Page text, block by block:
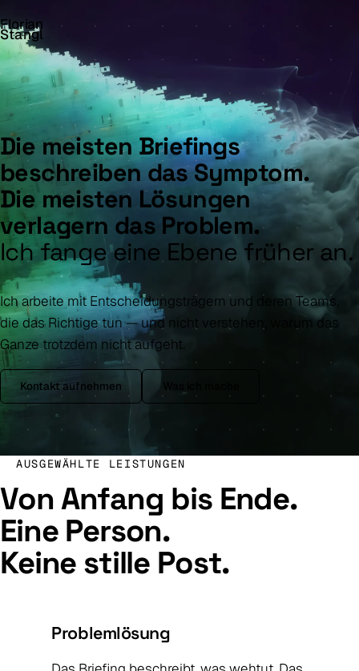
Florian
Stangl
Die meisten Briefings
beschreiben das Symptom.
Die meisten Lösungen
verlagern das Problem.
Ich fange eine Ebene früher an.
Ich arbeite mit Entscheidungsträgern und deren Teams,
die das Richtige tun — und nicht verstehen, warum das
Ganze trotzdem nicht aufgeht.
Kontakt aufnehmen
AUSGEWÄHLTE LEISTUNGEN
Von Anfang bis Ende.
Eine Person.
Keine stille Post.
Problemlösung